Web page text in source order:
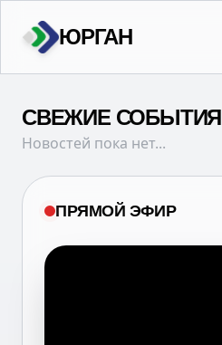
ЮРГАН
СВЕЖИЕ СОБЫТИЯ
Новостей пока нет...
ПРЯМОЙ ЭФИР